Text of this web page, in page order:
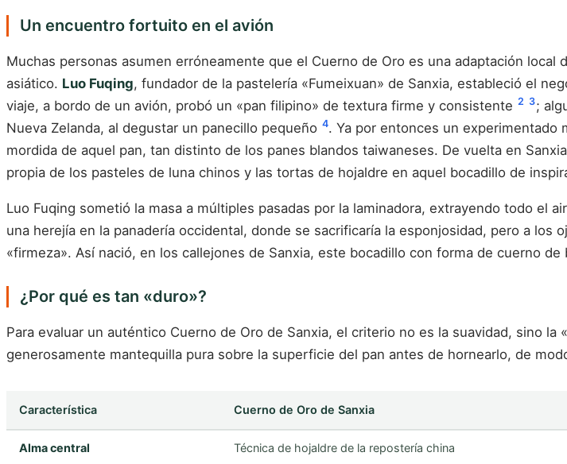
Un encuentro fortuito en el avión
Muchas personas asumen erróneamente que el Cuerno de Oro es una adaptación
asiático. Luo Fuqing, fundador de la pastelería «Fumeixuan» de Sanxia, estableció el
viaje, a bordo de un avión, probó un «pan filipino» de textura firme y consistente 2 3;
Nueva Zelanda, al degustar un panecillo pequeño 4. Ya por entonces un experimentado
mordida de aquel pan, tan distinto de los panes blandos taiwaneses. De vuelta en
propia de los pasteles de luna chinos y las tortas de hojaldre en aquel bocadillo de
Luo Fuqing sometió la masa a múltiples pasadas por la laminadora, extrayendo todo el
una herejía en la panadería occidental, donde se sacrificaría la esponjosidad, pero a
«firmeza». Así nació, en los callejones de Sanxia, este bocadillo con forma de cuerno
¿Por qué es tan «duro»?
Para evaluar un auténtico Cuerno de Oro de Sanxia, el criterio no es la suavidad, sino
generosamente mantequilla pura sobre la superficie del pan antes de hornearlo, de
Característica Cuerno de Oro de Sanxia
Alma central Técnica de hojaldre de la repostería china